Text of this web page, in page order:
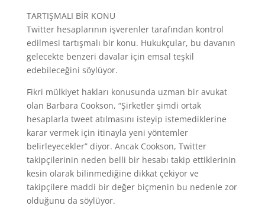
TARTIŞMALI BİR KONU
Twitter hesaplarının işverenler tarafından kontrol
edilmesi tartışmalı bir konu. Hukukçular, bu davanın
gelecekte benzeri davalar için emsal teşkil
edebileceğini söylüyor.
Fikri mülkiyet hakları konusunda uzman bir avukat
olan Barbara Cookson, “Şirketler şimdi ortak
hesaplarla tweet atılmasını isteyip istemediklerine
karar vermek için itinayla yeni yöntemler
belirleyecekler” diyor. Ancak Cookson, Twitter
takipçilerinin neden belli bir hesabı takip ettiklerinin
kesin olarak bilinmediğine dikkat çekiyor ve
takipçilere maddi bir değer biçmenin bu nedenle zor
olduğunu da söylüyor.